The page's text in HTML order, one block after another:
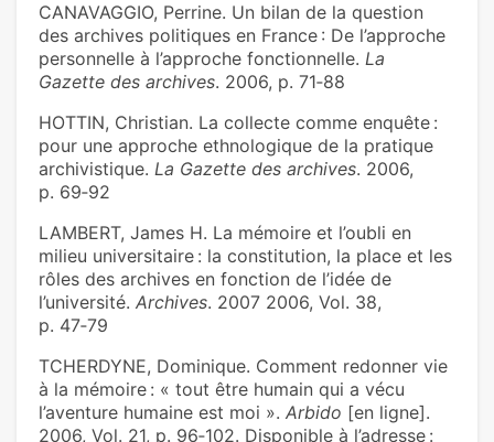
CANAVAGGIO, Perrine. Un bilan de la question
des archives politiques en France : De l’approche
personnelle à l’approche fonctionnelle. La
Gazette des archives. 2006, p. 71‑88
HOTTIN, Christian. La collecte comme enquête :
pour une approche ethnologique de la pratique
archivistique. La Gazette des archives. 2006,
p. 69‑92
LAMBERT, James H. La mémoire et l’oubli en
milieu universitaire : la constitution, la place et les
rôles des archives en fonction de l’idée de
l’université. Archives. 2007 2006, Vol. 38,
p. 47‑79
TCHERDYNE, Dominique. Comment redonner vie
à la mémoire : « tout être humain qui a vécu
l’aventure humaine est moi ». Arbido [en ligne].
2006, Vol. 21, p. 96‑102. Disponible à l’adresse :